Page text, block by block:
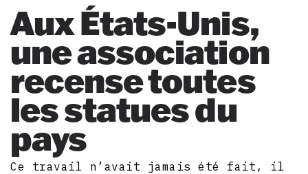
Aux États-Unis,
une association
recense toutes
les statues du
pays
Ce travail n’avait jamais été fait, il